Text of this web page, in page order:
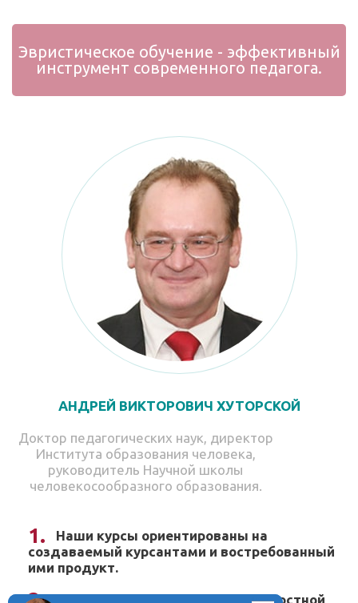
Эвристическое обучение - эффективный
инструмент современного педагога.
АНДРЕЙ ВИКТОРОВИЧ ХУТОРСКОЙ
Доктор педагогических наук, директор
Института образования человека,
руководитель Научной школы
человекосообразного образования.
Наши курсы ориентированы на
создаваемый курсантами и востребованный
ими продукт.
Курсы проходят на оргдеятельностной